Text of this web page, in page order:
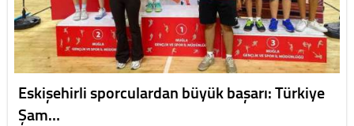
Eskişehirli sporculardan büyük başarı: Türkiye
Şam…